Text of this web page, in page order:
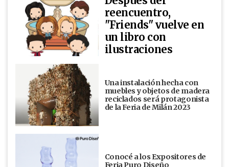
reencuentro,
"Friends" vuelve en
un libro con
ilustraciones
Una instalación hecha con
muebles y objetos de madera
reciclados será protagonista
de la Feria de Milán 2023
Conocé a los Expositores de
Feria Puro Diseño